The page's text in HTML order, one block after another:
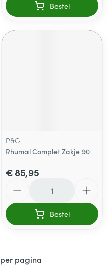
Bestel
P&G
Rhumal Complet Zakje 90
€ 85,95
Bestel
per pagina